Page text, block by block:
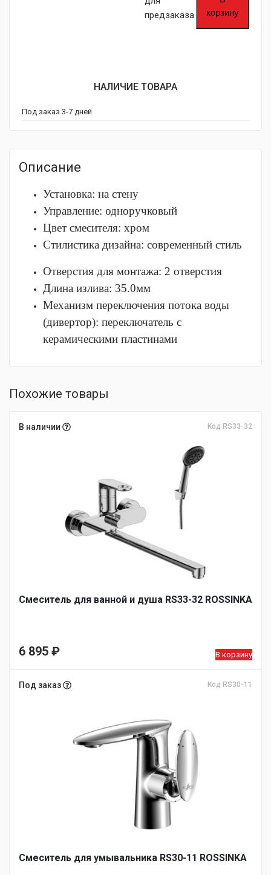
предзаказа
корзину
НАЛИЧИЕ ТОВАРА
Под заказ 3-7 дней
Описание
Установка: на стену
Управление: одноручковый
Цвет смесителя: хром
Стилистика дизайна: современный стиль
Отверстия для монтажа: 2 отверстия
Длина излива: 35.0мм
Механизм переключения потока воды
(дивертор): переключатель с
керамическими пластинами
Похожие товары
В наличии Код RS33-32
Смеситель для ванной и душа RS33-32 ROSSINKA
6 895 ₽ В корзину
Под заказ Код RS30-11
Смеситель для умывальника RS30-11 ROSSINKA